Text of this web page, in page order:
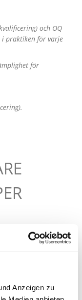
Anzeigen zu
och OQ
i praktiken för varje
för